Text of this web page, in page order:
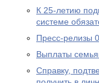
К 25-летию
системе
Пресс-релизы
Выплаты
Справку,